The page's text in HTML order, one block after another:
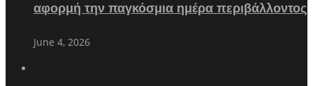
αφορμή την παγκόσμια ημέρα περιβάλλοντος
June 4, 2026